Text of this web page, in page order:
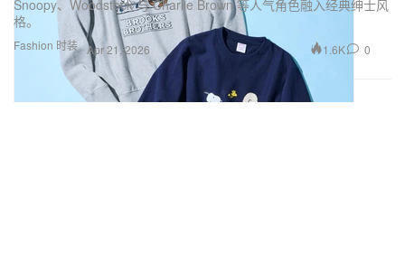
Fashion 时装
Snoopy、Woodstock 与 Charlie Brown 等人气角色融入经典绅士风
格。
Apr 21, 2026 1.6K 0